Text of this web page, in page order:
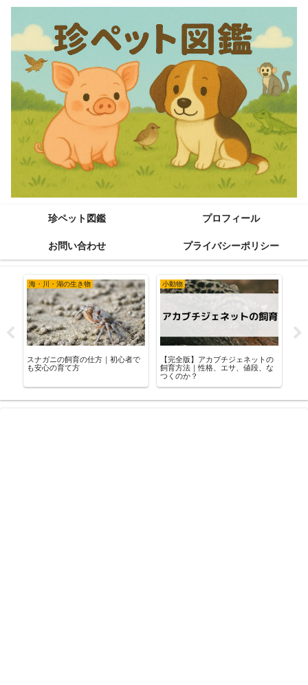
珍ペット図鑑 プロフィール
お問い合わせ プライバシーポリシー
海・川・湖の生き物
スナガニの飼育の仕方｜初心者で
も安心の育て方
小動物
【完全版】アカブチジェネットの
飼育方法｜性格、エサ、値段、な
つくのか？